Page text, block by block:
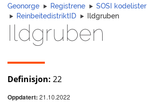
Geonorge Registrene SOSI kodelister
ReinbeitedistriktID
Ildgruben
Ildgruben
Definisjon: 22
Oppdatert: 21.10.2022